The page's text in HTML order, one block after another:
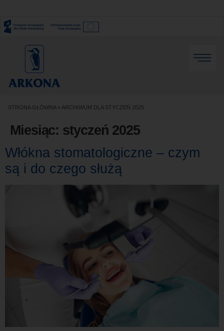
STRONA GŁÓWNA» ARCHIWUM DLA STYCZEŃ 2025
Miesiąc: styczeń 2025
Włókna stomatologiczne – czym
są i do czego służą